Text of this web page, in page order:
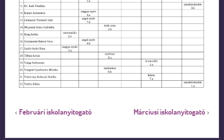
‹ Februári iskolanyitogató Márciusi iskolanyitogató ›